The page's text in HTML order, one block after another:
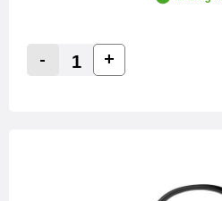
Decrease Quantity:
-
Increase
+